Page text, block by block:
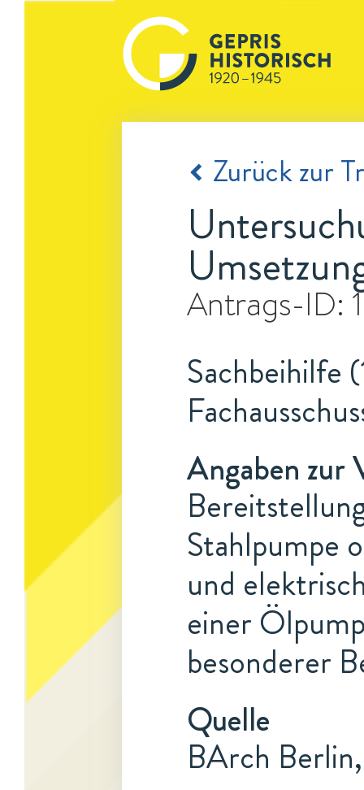
Zurück zur
Antrags-ID:
Sachbeihilfe
Angaben zur
Stahlpumpe
und
einer
besonderer
Quelle
BArch